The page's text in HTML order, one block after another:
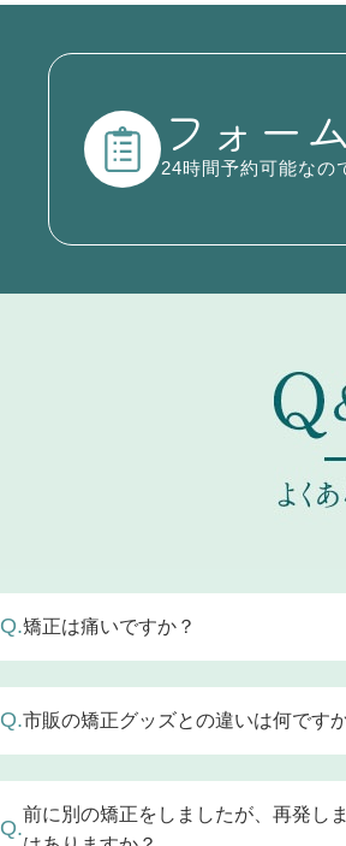
フォー
24時間予約可能なの
Q.矯正は痛いですか？
A.
せん。ただし、当院で行う矯正法は
あるため、他の治療法に比べて痛み
Q.市販の矯正グッズとの違いは何です
な改善にとどまる」「矯正グッズが
う」「矯正力が強すぎると爪が剥が
Q.
前に別の矯正をしましたが、再発し